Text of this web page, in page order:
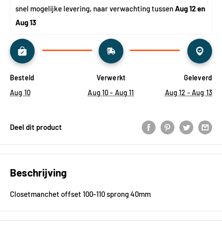
snel mogelijke levering, naar verwachting tussen Aug 12 en
Aug 13
Besteld
Aug 10
Verwerkt
Aug 10 - Aug 11
Geleverd
Aug 12 - Aug 13
Deel dit product
Beschrijving
Closetmanchet offset 100-110 sprong 40mm